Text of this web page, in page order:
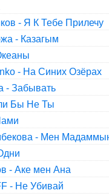
- Я К Тебе Прилечу
- Казагым
- На Синих Озёрах
- Забывать
Бы Не Ты
- Мен
- Аке мен Ана
- Не Убивай